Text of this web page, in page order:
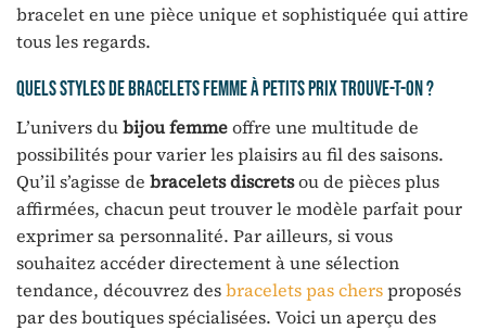
bracelet en une pièce unique et sophistiquée qui attire
tous les regards.
Quels styles de bracelets femme à petits prix trouve-t-on ?
L’univers dubijou femmeoffre une multitude de
possibilités pour varier les plaisirs au fil des saisons.
Qu’il s’agisse de bracelets discretsou de pièces plus
affirmées, chacun peut trouver le modèle parfait pour
exprimer sa personnalité. Par ailleurs, si vous
souhaitez accéder directement à une sélection
tendance, découvrez desbracelets pas chersproposés
par des boutiques spécialisées. Voici un aperçu des